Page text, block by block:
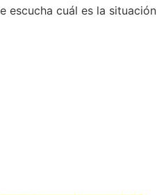
escucha cuál es la situación